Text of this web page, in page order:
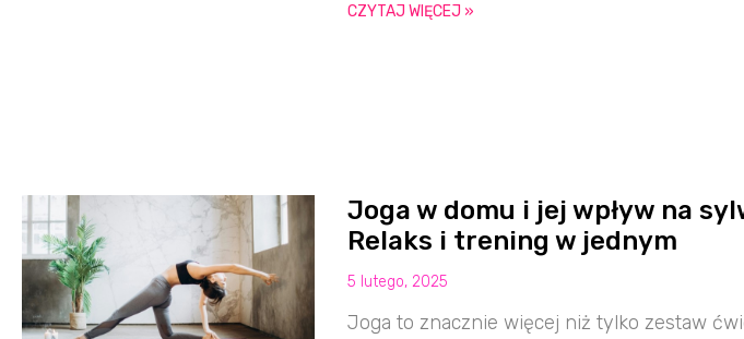
CZYTAJ WIĘCEJ »
Joga w domu i jej wpływ na
Relaks i trening w jednym
5 lutego, 2025
Joga to znacznie więcej niż tylko zestaw